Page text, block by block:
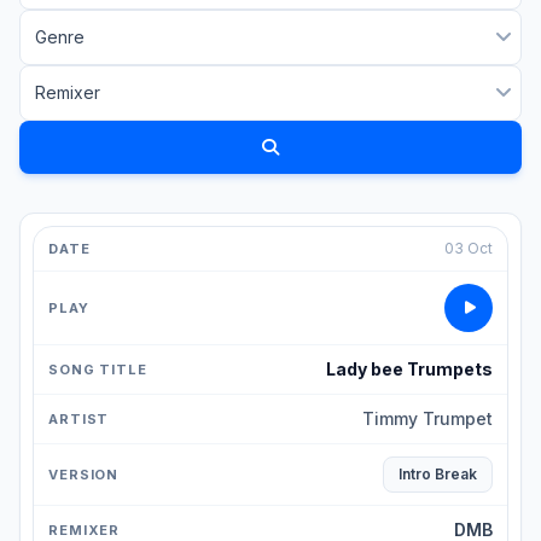
03 Oct
Lady bee Trumpets
Timmy Trumpet
Intro Break
DMB